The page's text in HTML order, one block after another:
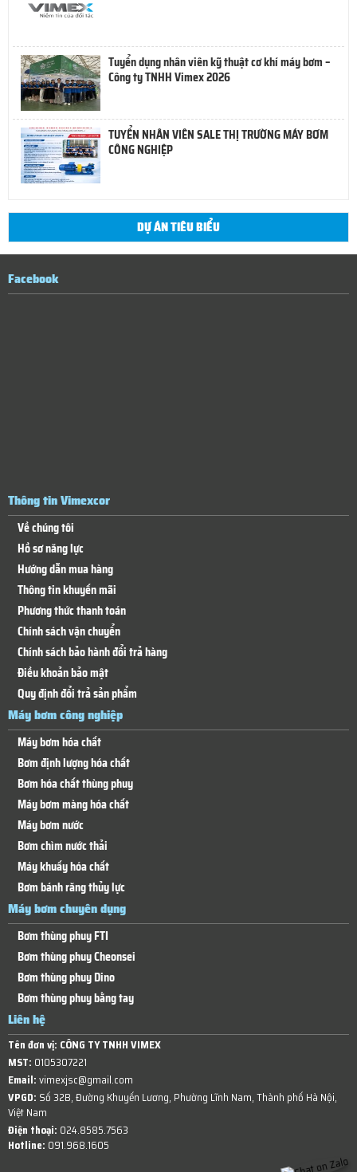
Tuyển dụng nhân viên kỹ thuật cơ khí máy bơm –
Công ty TNHH Vimex 2026
TUYỂN NHÂN VIÊN SALE THỊ TRƯỜNG MÁY BƠM
CÔNG NGHIỆP
DỰ ÁN TIÊU BIỂU
Facebook
Thông tin Vimexcor
Về chúng tôi
Hồ sơ năng lực
Hướng dẫn mua hàng
Thông tin khuyến mãi
Phương thức thanh toán
Chính sách vận chuyển
Chính sách bảo hành đổi trả hàng
Điều khoản bảo mật
Quy định đổi trả sản phẩm
Máy bơm công nghiệp
Máy bơm hóa chất
Bơm định lượng hóa chất
Bơm hóa chất thùng phuy
Máy bơm màng hóa chất
Máy bơm nước
Bơm chìm nước thải
Máy khuấy hóa chất
Bơm bánh răng thủy lực
Máy bơm chuyên dụng
Bơm thùng phuy FTI
Bơm thùng phuy Cheonsei
Bơm thùng phuy Dino
Bơm thùng phuy bằng tay
Liên hệ
Tên đơn vị: CÔNG TY TNHH VIMEX
MST: 0105307221
Email:vimexjsc@gmail.com
VPGD: Số 32B, Đường Khuyến Lương, Phường Lĩnh Nam, Thành phố Hà Nội,
Việt Nam
Điện thoại: 024.8585.7563
Hotline: 091.968.1605